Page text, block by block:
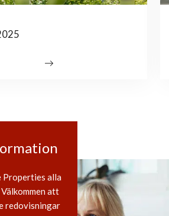
Properties alla
att
redovisningar